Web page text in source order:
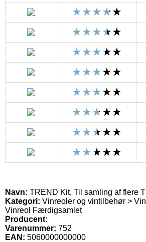
Navn: TREND Kit, Til samling af flere
Kategori: Vinreoler og vintilbehør >
Vinreol Færdigsamlet
Producent:
Varenummer: 752
EAN: 5060000000000